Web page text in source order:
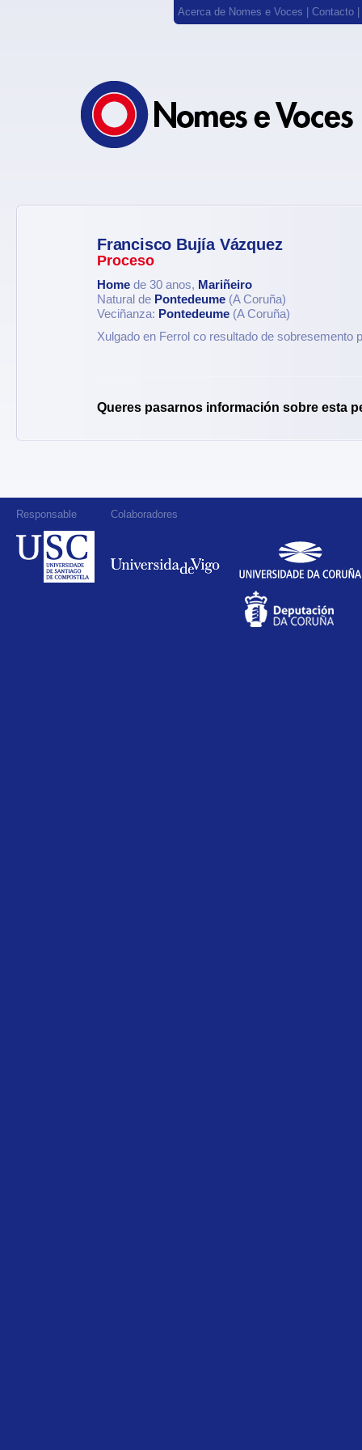
Acerca de Nomes e Voces Contacto
Francisco Bujía Vázquez
Proceso
Home de 30 anos, Mariñeiro
Natural de Pontedeume (A Coruña)
Veciñanza: Pontedeume (A Coruña)
Xulgado en Ferrol co resultado de sobresemento
Queres pasarnos información sobre esta
Responsable Colaboradores